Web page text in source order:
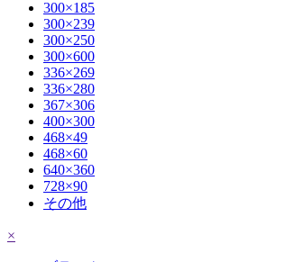
300×185
300×239
300×250
300×600
336×269
336×280
367×306
400×300
468×49
468×60
640×360
728×90
その他
×